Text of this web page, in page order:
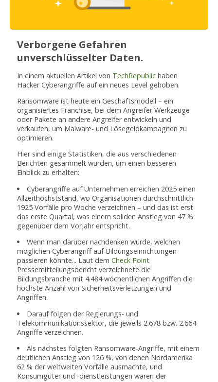
Verborgene Gefahren
unverschlüsselter Daten.
In einem aktuellen Artikel von TechRepublic haben
Hacker Cyberangriffe auf ein neues Level gehoben.
Ransomware ist heute ein Geschäftsmodell – ein
organisiertes Franchise, bei dem Angreifer Werkzeuge
oder Pakete an andere Angreifer entwickeln und
verkaufen, um Malware- und Lösegeldkampagnen zu
optimieren.
Hier sind einige Statistiken, die aus verschiedenen
Berichten gesammelt wurden, um einen besseren
Einblick zu erhalten:
Cyberangriffe auf Unternehmen erreichen 2025 einen
Allzeithöchststand, wo Organisationen durchschnittlich
1925 Vorfälle pro Woche verzeichnen – und das ist erst
das erste Quartal, was einem soliden Anstieg von 47 %
gegenüber dem Vorjahr entspricht.
Wenn man darüber nachdenken würde, welchen
möglichen Cyberangriff auf Bildungseinrichtungen
passieren könnte... Laut dem Check Point
Pressemitteilungsbericht verzeichnete die
Bildungsbranche mit 4.484 wöchentlichen Angriffen die
höchste Anzahl von Sicherheitsverletzungen und
Angriffen.
Darauf folgen der Regierungs- und
Telekommunikationssektor, die jeweils 2.678 bzw. 2.664
Angriffe verzeichnen.
Als nächstes folgten Ransomware-Angriffe, mit einem
deutlichen Anstieg von 126 %, von denen Nordamerika
62 % der weltweiten Vorfälle ausmachte, und
Konsumgüter und -dienstleistungen waren der